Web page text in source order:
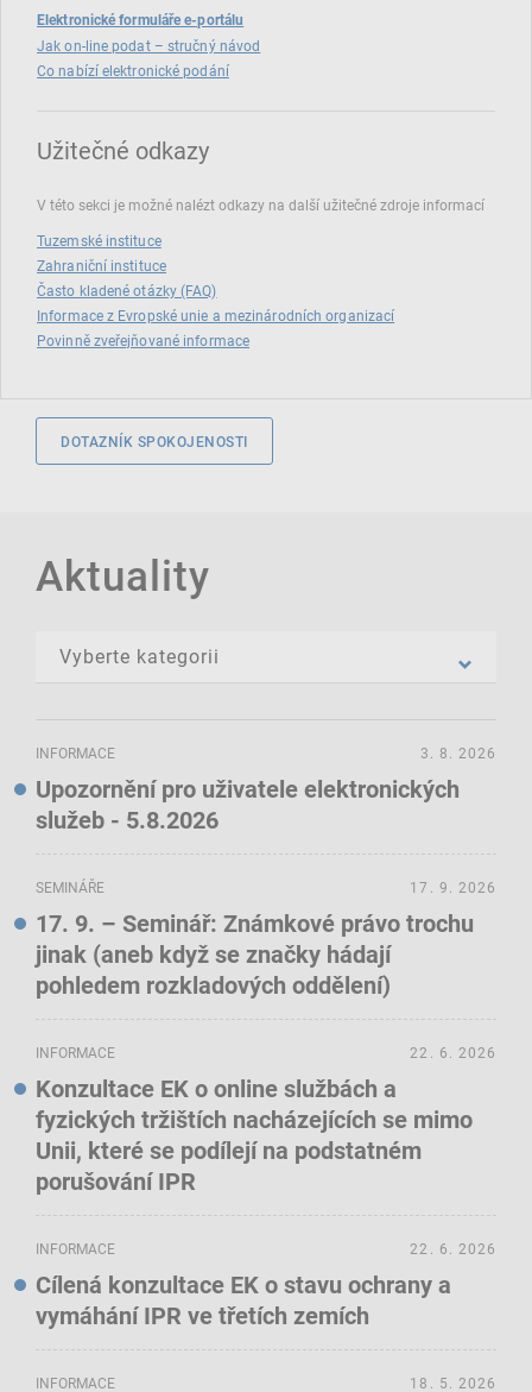
Elektronické formuláře e-portálu
Jak on-line podat – stručný návod
Co nabízí elektronické podání
Užitečné odkazy
V této sekci je možné nalézt odkazy na další užitečné zdroje informací
Tuzemské instituce
Zahraniční instituce
Často kladené otázky (FAQ)
Informace z Evropské unie a mezinárodních organizací
Povinně zveřejňované informace
DOTAZNÍK SPOKOJENOSTI
Aktuality
INFORMACE
Upozornění pro uživatele elektronických
služeb - 5.8.2026
3. 8. 2026
SEMINÁŘE
17. 9. – Seminář: Známkové právo trochu
jinak (aneb když se značky hádají
pohledem rozkladových oddělení)
17. 9. 2026
INFORMACE
Konzultace EK o online službách a
fyzických tržištích nacházejících se mimo
Unii, které se podílejí na podstatném
porušování IPR
22. 6. 2026
INFORMACE
Cílená konzultace EK o stavu ochrany a
vymáhání IPR ve třetích zemích
22. 6. 2026
INFORMACE 18. 5. 2026